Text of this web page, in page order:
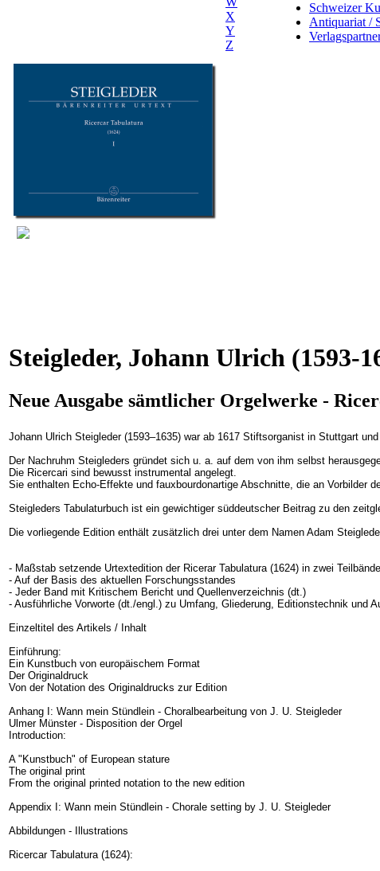
X
Y
Z
Schweizer
Antiquariat /
Steigleder, Johann Ulrich (1593-
Neue Ausgabe sämtlicher Orgelwerke -
Johann Ulrich Steigleder (1593–1635) war ab 1617 Stiftsorganist in Stuttgart
Der Nachruhm Steigleders gründet sich u. a. auf dem von ihm selbst
Die Ricercari sind bewusst instrumental angelegt.
Sie enthalten Echo-Effekte und fauxbourdonartige Abschnitte, die an Vorbilder
Steigleders Tabulaturbuch ist ein gewichtiger süddeutscher Beitrag zu den
Die vorliegende Edition enthält zusätzlich drei unter dem Namen Adam
- Maßstab setzende Urtextedition der Ricerar Tabulatura (1624) in zwei
- Auf der Basis des aktuellen Forschungsstandes
- Jeder Band mit Kritischem Bericht und Quellenverzeichnis (dt.)
- Ausführliche Vorworte (dt./engl.) zu Umfang, Gliederung, Editionstechnik und
Einzeltitel des Artikels / Inhalt
Einführung:
Ein Kunstbuch von europäischem Format
Der Originaldruck
Von der Notation des Originaldrucks zur Edition
Anhang I: Wann mein Stündlein - Choralbearbeitung von J. U. Steigleder
Ulmer Münster - Disposition der Orgel
Introduction:
A "Kunstbuch" of European stature
The original print
From the original printed notation to the new edition
Appendix I: Wann mein Stündlein - Chorale setting by J. U. Steigleder
Abbildungen - Illustrations
Ricercar Tabulatura (1624):